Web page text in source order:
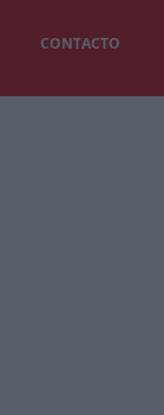
CONTACTO